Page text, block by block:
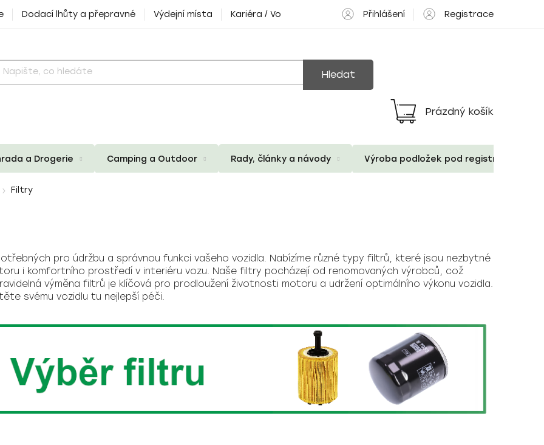
Dodací lhůty a přepravné Výdejní místa Kariéra / Volné pozice Přihlášení Registrace
Hledat
Nákupní
košík
Prázdný košík
a Drogerie Camping a Outdoor Rady, články a návody Výroba podložek pod registrační
Filtry
pro údržbu a správnou funkci vašeho vozidla. Nabízíme různé typy filtrů, které jsou nezbytné
i komfortního prostředí v interiéru vozu. Naše filtry pocházejí od renomovaných výrobců, což
výměna filtrů je klíčová pro prodloužení životnosti motoru a udržení optimálního výkonu vozidla.
svému vozidlu tu nejlepší péči.